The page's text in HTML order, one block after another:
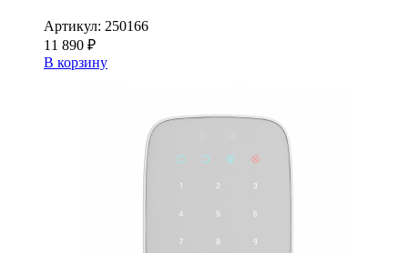
Артикул: 250166
11 890 ₽
В корзину